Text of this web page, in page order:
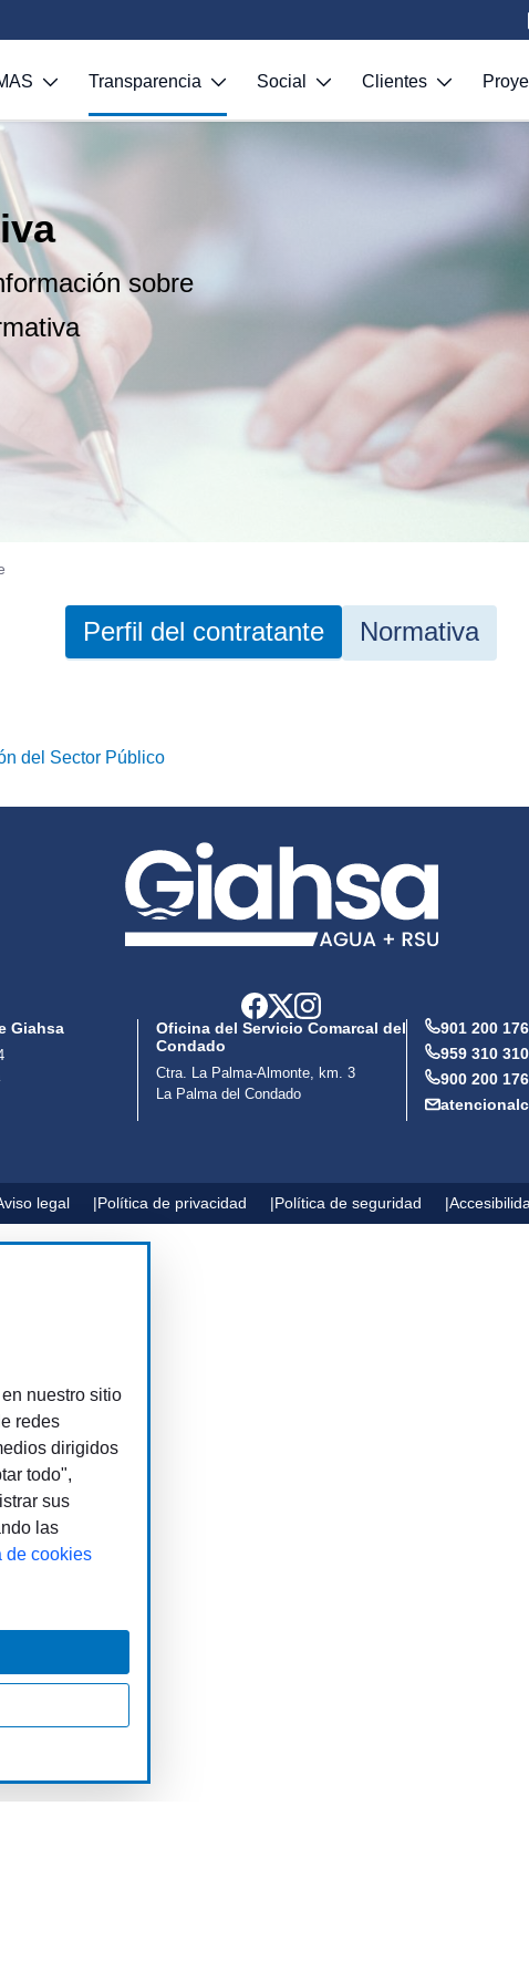
Transparencia Social Clientes
sobre
Perfil del contratante Normativa
del Sector Público
Giahsa
Oficina del Servicio Comarcal del
Condado
Ctra. La Palma-Almonte, km. 3
La Palma del Condado
901 200 176
959 310 310
900 200 176
legal Política de privacidad Política de seguridad
nuestro sitio
redes
dirigidos
todo",
sus
las
de cookies